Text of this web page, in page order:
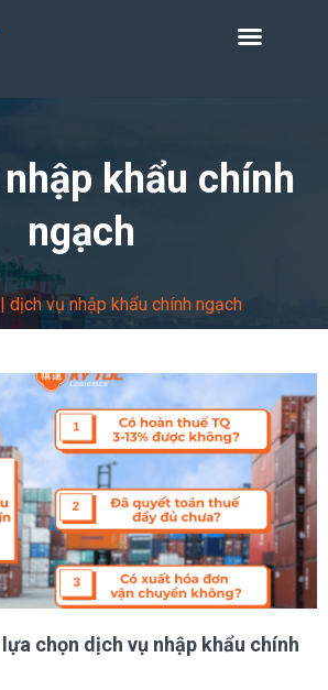
khẩu chính
ngạch
dịch vụ nhập khẩu chính ngạch
chọn dịch vụ nhập khẩu chính